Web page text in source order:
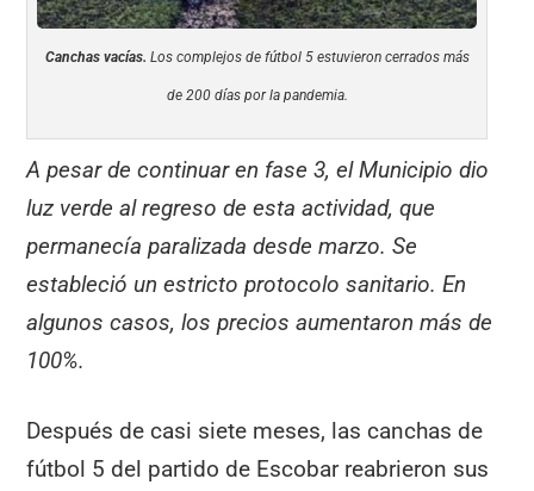
Canchas vacías. Los complejos de fútbol 5 estuvieron cerrados más
de 200 días por la pandemia.
A pesar de continuar en fase 3, el Municipio dio
luz verde al regreso de esta actividad, que
permanecía paralizada desde marzo. Se
estableció un estricto protocolo sanitario. En
algunos casos, los precios aumentaron más de
100%.
Después de casi siete meses, las canchas de
fútbol 5 del partido de Escobar reabrieron sus